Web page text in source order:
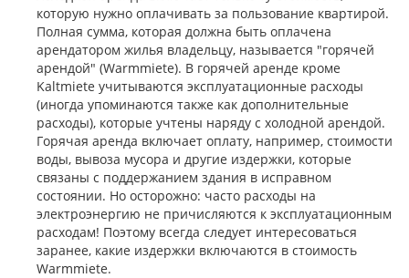
которую нужно оплачивать за пользование квартирой.
Полная сумма, которая должна быть оплачена
арендатором жилья владельцу, называется "горячей
арендой" (Warmmiete). В горячей аренде кроме
Kaltmiete учитываются эксплуатационные расходы
(иногда упоминаются также как дополнительные
расходы), которые учтены наряду с холодной арендой.
Горячая аренда включает оплату, например, стоимости
воды, вывоза мусора и другие издержки, которые
связаны с поддержанием здания в исправном
состоянии. Но осторожно: часто расходы на
электроэнергию не причисляются к эксплуатационным
расходам! Поэтому всегда следует интересоваться
заранее, какие издержки включаются в стоимость
Warmmiete.